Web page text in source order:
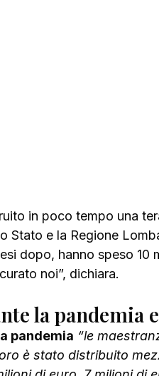
in poco tempo una
Stato e la Regione
dopo, hanno speso 10
noi”, dichiara.
la pandemia
pandemia “le
è stato distribuito